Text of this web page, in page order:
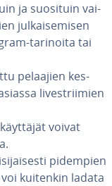
ja suosituin vai­
jul­kai­se­mi­sen
tarinoita tai
pelaajien kes­
li­ve­strii­mien
voivat
pidempien
kuitenkin ladata